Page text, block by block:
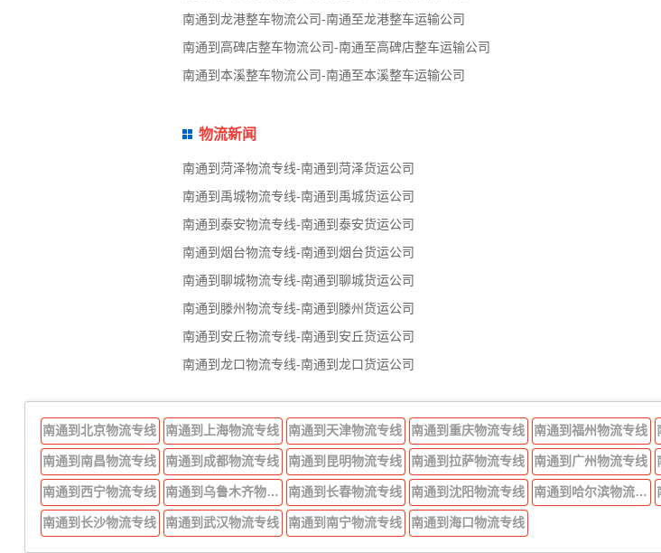
南通到龙港整车物流公司-南通至龙港整车运输公司
南通到高碑店整车物流公司-南通至高碑店整车运输公司
南通到本溪整车物流公司-南通至本溪整车运输公司
物流新闻
南通到菏泽物流专线-南通到菏泽货运公司
南通到禹城物流专线-南通到禹城货运公司
南通到泰安物流专线-南通到泰安货运公司
南通到烟台物流专线-南通到烟台货运公司
南通到聊城物流专线-南通到聊城货运公司
南通到滕州物流专线-南通到滕州货运公司
南通到安丘物流专线-南通到安丘货运公司
南通到龙口物流专线-南通到龙口货运公司
南通到北京物流专线 南通到上海物流专线 南通到天津物流专线 南通到重庆物流专线 南通到福州物流专线
南通到南昌物流专线 南通到成都物流专线 南通到昆明物流专线 南通到拉萨物流专线 南通到广州物流专线
南通到西宁物流专线 南通到乌鲁木齐物流专线 南通到长春物流专线 南通到沈阳物流专线 南通到哈尔滨物流专线
南通到长沙物流专线 南通到武汉物流专线 南通到南宁物流专线 南通到海口物流专线